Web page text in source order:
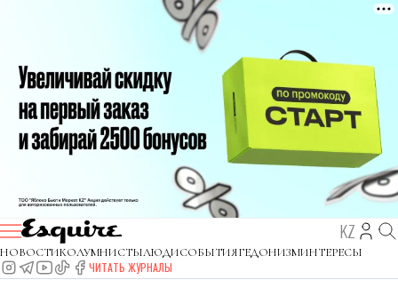
KZ
НОВОСТИКОЛУМНИСТЫЛЮДИСОБЫТИЯГЕДОНИЗМИНТЕРЕСЫ
ЧИТАТЬ ЖУРНАЛЫ